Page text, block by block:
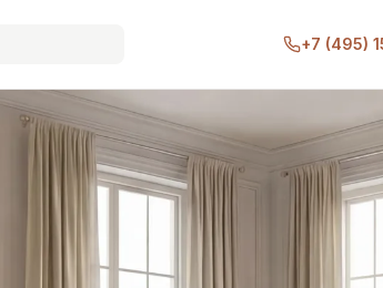
+7 (495)